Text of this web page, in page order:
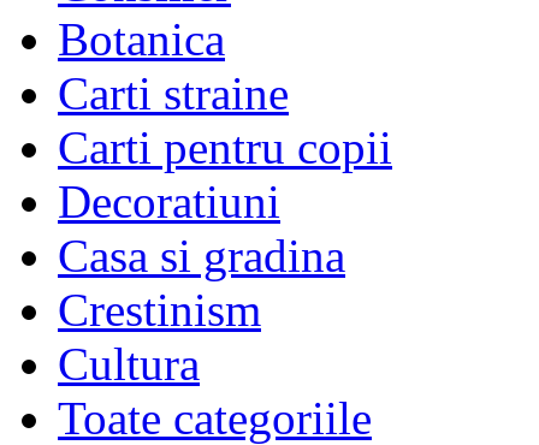
Botanica
Carti straine
Carti pentru copii
Decoratiuni
Casa si gradina
Crestinism
Cultura
Toate categoriile